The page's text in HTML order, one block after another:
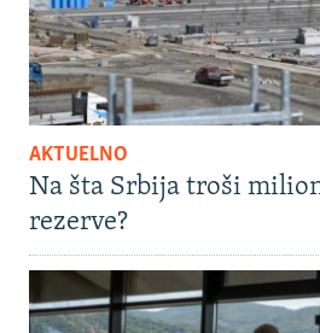
AKTUELNO
Na šta Srbija troši
rezerve?